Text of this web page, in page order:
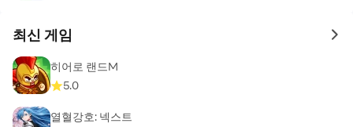
----
넷마블(주) 대한민국 서울특별시 구로구
구로구 디지털로26길 38(구로동, 지타워)
08393 557819606 제 2014-서울구로-1028 호 구로구청
최신 게임 to
히어로 랜드M
5.0
열혈강호: 넥스트